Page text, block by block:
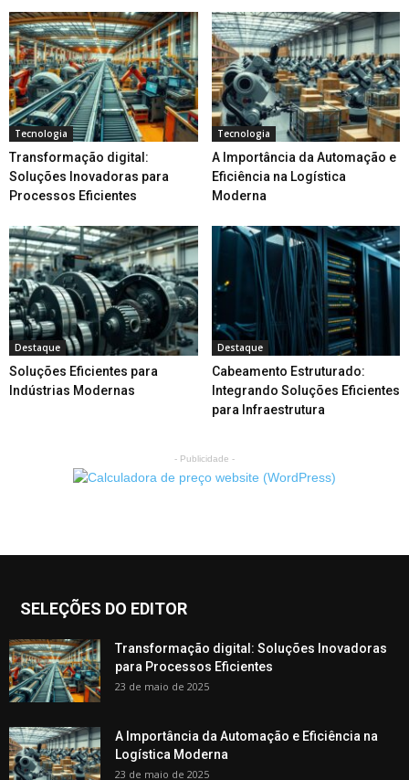
Tecnologia
Transformação digital:
Soluções Inovadoras para
Processos Eficientes
Tecnologia
A Importância da Automação e
Eficiência na Logística
Moderna
Destaque
Soluções Eficientes para
Indústrias Modernas
Destaque
Cabeamento Estruturado:
Integrando Soluções Eficientes
para Infraestrutura
- Publicidade -
SELEÇÕES DO EDITOR
Transformação digital: Soluções Inovadoras
para Processos Eficientes
23 de maio de 2025
A Importância da Automação e Eficiência na
Logística Moderna
23 de maio de 2025